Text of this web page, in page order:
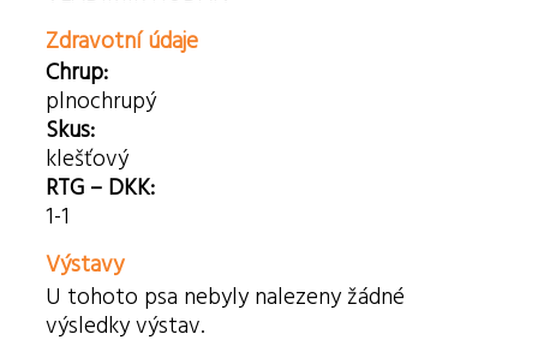
Zdravotní údaje
Chrup:
plnochrupý
Skus:
klešťový
RTG – DKK:
1-1
Výstavy
U tohoto psa nebyly nalezeny žádné
výsledky výstav.